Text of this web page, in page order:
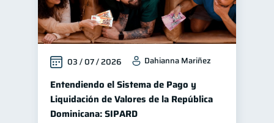
03 / 07 / 2026 Dahianna Mariñez
Entendiendo el Sistema de Pago y
Liquidación de Valores de la República
Dominicana: SIPARD